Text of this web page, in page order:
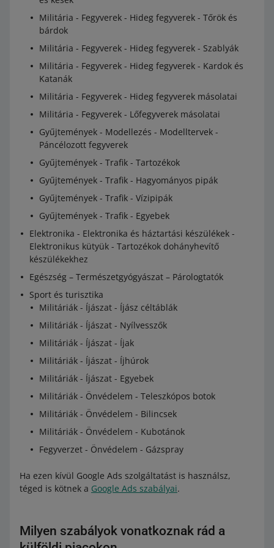
Militária - Fegyverek - Hideg fegyverek - Tőrök és
bárdok
Militária - Fegyverek - Hideg fegyverek - Szablyák
Militária - Fegyverek - Hideg fegyverek - Kardok és
Katanák
Militária - Fegyverek - Hideg fegyverek másolatai
Militária - Fegyverek - Lőfegyverek másolatai
Gyűjtemények - Modellezés - Modelltervek -
Páncélozott fegyverek
Gyűjtemények - Trafik - Tartozékok
Gyűjtemények - Trafik - Hagyományos pipák
Gyűjtemények - Trafik - Vízipipák
Gyűjtemények - Trafik - Egyebek
Elektronika - Elektronika és háztartási készülékek -
Elektronikus kütyük - Tartozékok dohányhevítő
készülékekhez
Egészség – Természetgyógyászat – Párologtatók
Sport és turisztika
Militáriák - Íjászat - Íjász céltáblák
Militáriák - Íjászat - Nyílvesszők
Militáriák - Íjászat - Íjak
Militáriák - Íjászat - Íjhúrok
Militáriák - Íjászat - Egyebek
Militáriák - Önvédelem - Teleszkópos botok
Militáriák - Önvédelem - Bilincsek
Militáriák - Önvédelem - Kubotánok
Fegyverzet - Önvédelem - Gázspray
Ha ezen kívül Google Ads szolgáltatást is használsz,
téged is kötnek a Google Ads szabályai.
Milyen szabályok vonatkoznak rád a